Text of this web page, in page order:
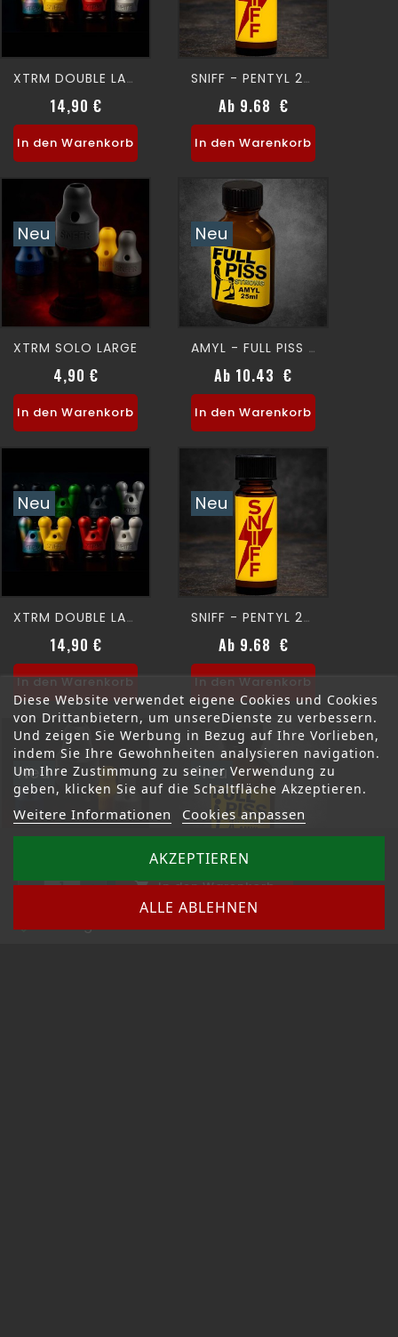
 In den Warenkorb

XTRM DOUBLE LARGE SNFFR
14,90 €
Preis
In den Warenkorb
SNIFF - PENTYL 24ml
Ab 9.68 €
Preis
In den Warenkorb
Neu
XTRM SOLO LARGE
4,90 €
Preis
In den Warenkorb
Neu
AMYL - FULL PISS 24 Ml
Ab 10.43 €
Preis
In den Warenkorb
Neu
XTRM DOUBLE LARGE SNFFR
14,90 €
Preis
In den Warenkorb
Neu
SNIFF - PENTYL 24ml
Ab 9.68 €
Preis
In den Warenkorb
Neu
XTRM SOLO LARGE
Neu
AMYL - FULL PISS 24 Ml
Ab 10.43 €
Diese Website verwendet eigene Cookies und Cookies
von Drittanbietern, um unsereDienste zu verbessern.
Und zeigen Sie Werbung in Bezug auf Ihre Vorlieben,
indem Sie Ihre Gewohnheiten analysieren navigation.
Um Ihre Zustimmung zu seiner Verwendung zu
geben, klicken Sie auf die Schaltfläche Akzeptieren.
Weitere Informationen Cookies anpassen
ALLE ABLEHNEN
AKZEPTIEREN